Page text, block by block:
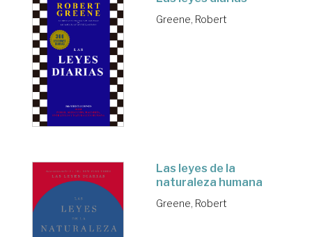
Greene, Robert
Las leyes de la
naturaleza humana
Greene, Robert